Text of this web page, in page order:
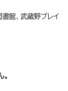
館、武蔵野プレイ